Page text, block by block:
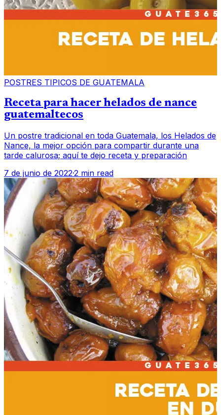
POSTRES TIPICOS DE GUATEMALA
Receta para hacer helados de nance
guatemaltecos
Un postre tradicional en toda Guatemala, los Helados de
Nance, la mejor opción para compartir durante una
tarde calurosa; aquí te dejo receta y preparación
7 de junio de 2022·2 min read